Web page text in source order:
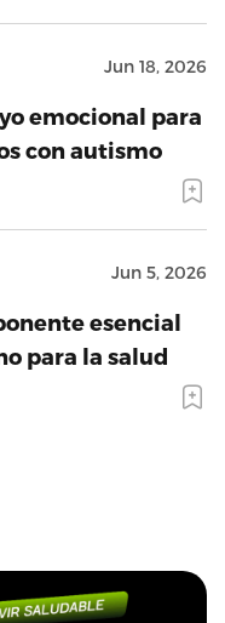
Jun 18, 2026
emocional para
con autismo
Jun 5, 2026
esencial
para la salud